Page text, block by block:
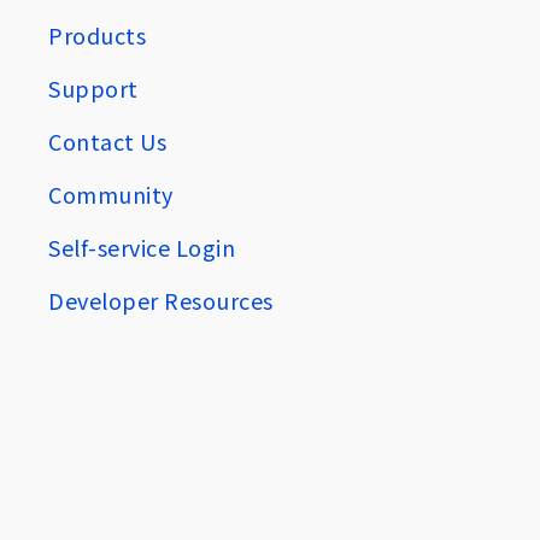
Products
Support
Contact Us
Community
Self-service Login
Developer Resources